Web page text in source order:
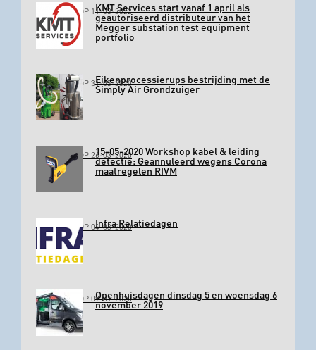
GEPLAATST OP 11-03-2022KMT Services start vanaf 1 april als
geautoriseerd distributeur van het
Megger substation test equipment
portfolio
GEPLAATST OP 31-03-2020Eikenprocessierups bestrijding met de
Simply Air Grondzuiger
GEPLAATST OP 26-03-202015-05-2020 Workshop kabel & leiding
detectie: Geannuleerd wegens Corona
maatregelen RIVM
GEPLAATST OP 04-03-2020Infra Relatiedagen
GEPLAATST OP 09-01-2020Openhuisdagen dinsdag 5 en woensdag 6
november 2019